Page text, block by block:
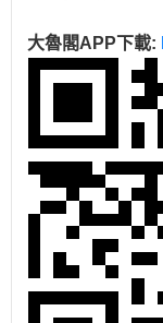
大魯閣APP下載: